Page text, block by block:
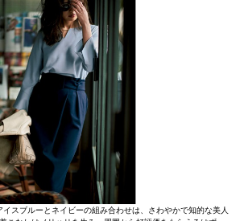
スブルーとネイビーの組み合わせは、さわやかで知的な美人